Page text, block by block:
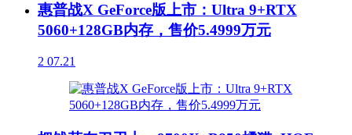
惠普战X GeForce版上市：Ultra 9+RTX
5060+128GB内存，售价5.4999万元
2 07.21